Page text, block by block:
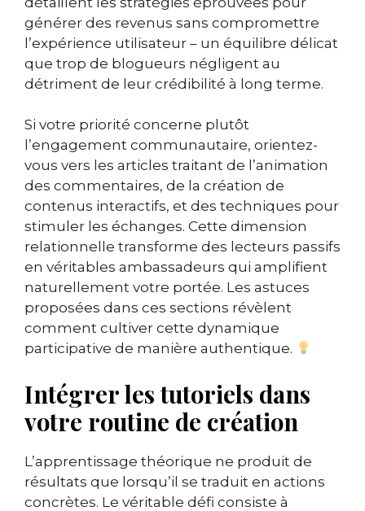
générer des revenus sans compromettre
l’expérience utilisateur – un équilibre délicat
que trop de blogueurs négligent au
détriment de leur crédibilité à long terme.
Si votre priorité concerne plutôt
l’engagement communautaire, orientez-
vous vers les articles traitant de l’animation
des commentaires, de la création de
contenus interactifs, et des techniques pour
stimuler les échanges. Cette dimension
relationnelle transforme des lecteurs passifs
en véritables ambassadeurs qui amplifient
naturellement votre portée. Les astuces
proposées dans ces sections révèlent
comment cultiver cette dynamique
participative de manière authentique.
Intégrer les tutoriels dans
votre routine de création
L’apprentissage théorique ne produit de
résultats que lorsqu’il se traduit en actions
concrètes. Le véritable défi consiste à